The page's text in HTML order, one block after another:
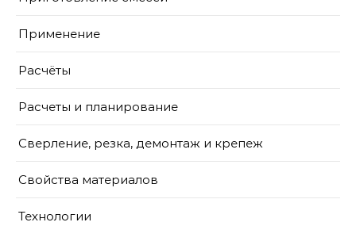
Применение
Расчёты
Расчеты и планирование
Сверление, резка, демонтаж и крепеж
Свойства материалов
Технологии